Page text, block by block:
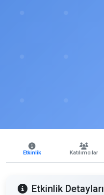
Etkinlik Katılımcılar
Etkinlik Detayları